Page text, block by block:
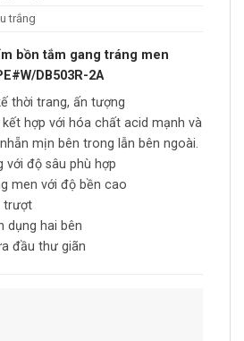
trắng
bồn tắm gang tráng men
DB503R-2A
thời trang, ấn tượng
kết hợp với hóa chất acid mạnh và
mịn bên trong lẫn bên ngoài.
với độ sâu phù hợp
men với độ bền cao
trượt
dụng hai bên
đầu thư giãn